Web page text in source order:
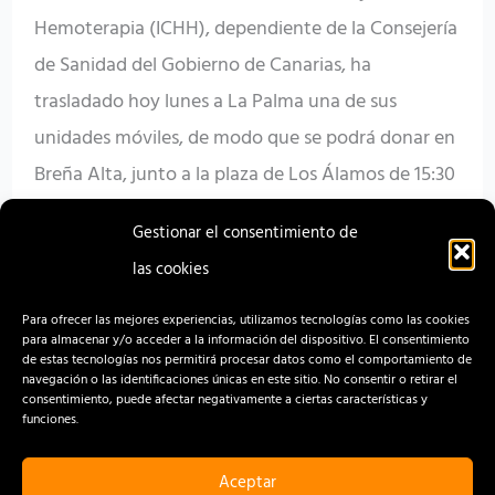
Gestionar el consentimiento de
las cookies
Para ofrecer las mejores experiencias, utilizamos tecnologías como las cookies
para almacenar y/o acceder a la información del dispositivo. El consentimiento
de estas tecnologías nos permitirá procesar datos como el comportamiento de
navegación o las identificaciones únicas en este sitio. No consentir o retirar el
consentimiento, puede afectar negativamente a ciertas características y
funciones.
Aceptar
Hemoterapia (ICHH), dependiente de la Consejería
de Sanidad del Gobierno de Canarias, ha
trasladado hoy lunes a La Palma una de sus
unidades móviles, de modo que se podrá donar en
Breña Alta, junto a la plaza de Los Álamos de 15:30
donación
de
sangre
en
la
Read More »
CONTACTO